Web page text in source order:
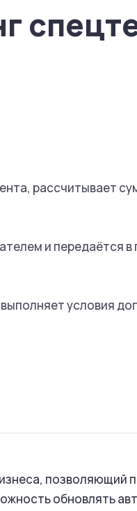
рассчитывает
и передаётся в
условия
обновлять